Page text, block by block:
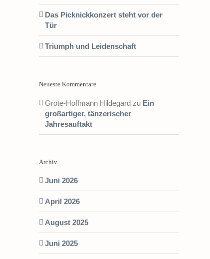
Das Picknickkonzert steht vor der
Tür
Triumph und Leidenschaft
Neueste Kommentare
Grote-Hoffmann Hildegard zu Ein
großartiger, tänzerischer
Jahresauftakt
Archiv
Juni 2026
April 2026
August 2025
Juni 2025